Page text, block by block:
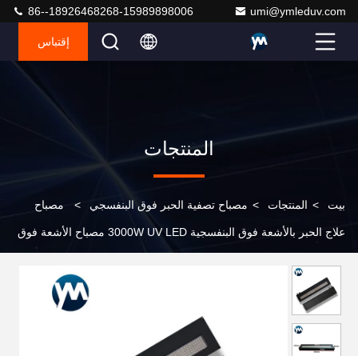
umi@ymleduv.com
86--18926468268-15989898006
إقتباس
المنتجات
بيت > المنتجات > مصباح تصفية الحبر فوق البنفسجي > مصباح
علاج الحبر بالأشعة فوق البنفسجية 3000W UV LED مصباح الأشعة فوق